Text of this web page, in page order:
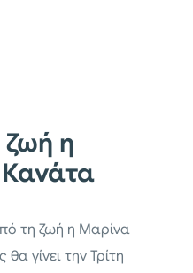
η
τη ζωή η Μαρίνα
γίνει την Τρίτη